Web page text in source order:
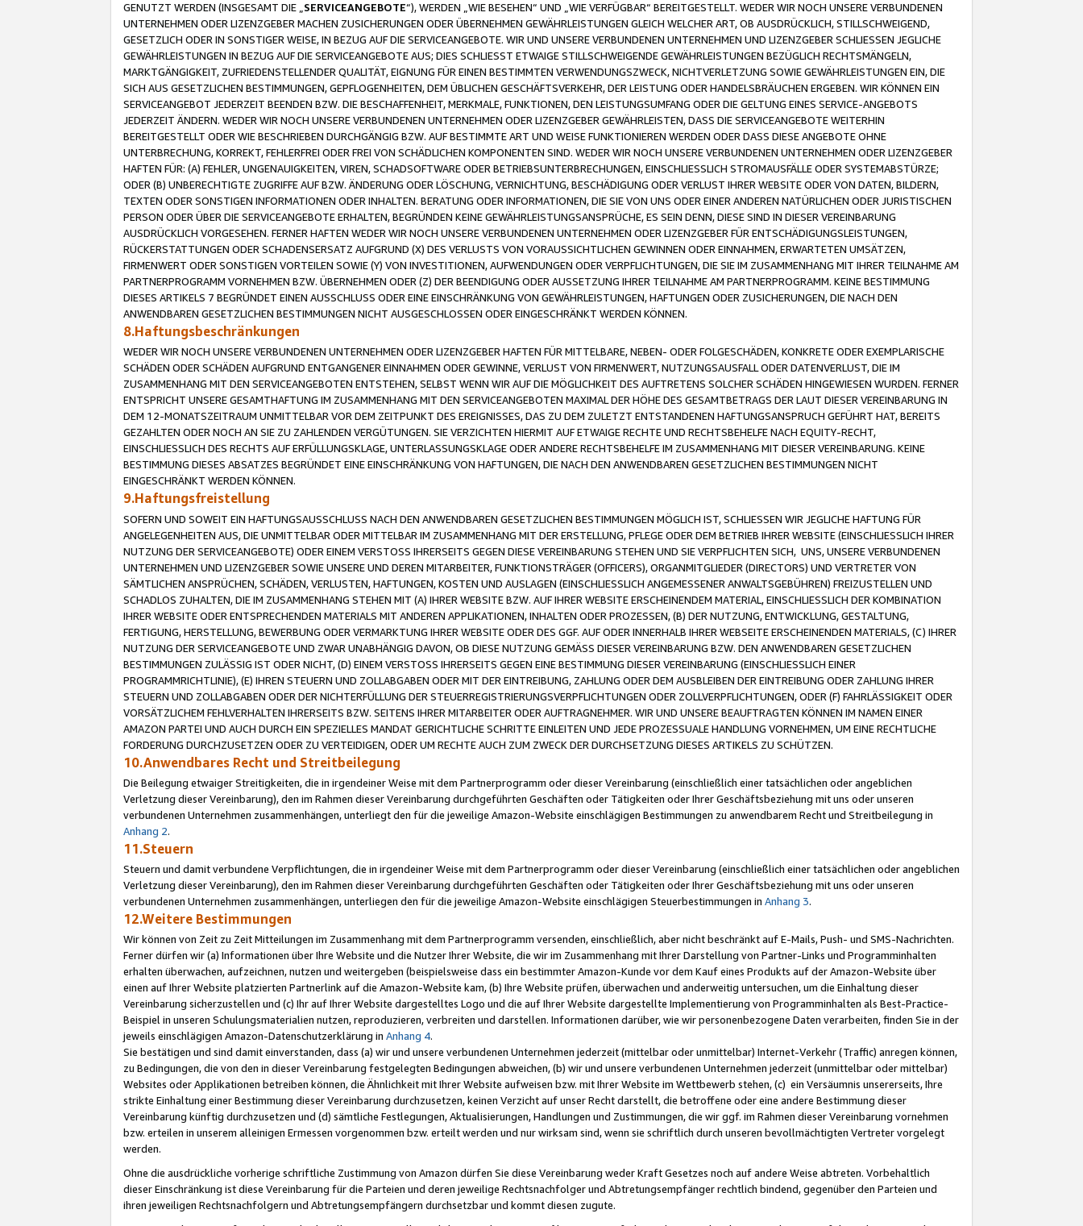
GENUTZT WERDEN (INSGESAMT DIE „ SERVICEANGEBOTE“), WERDEN „WIE BESEHEN“ UND „WIE VERFÜGBAR“ BEREITGESTELLT. WEDER WIR NOCH UNSERE VERBUNDENEN
UNTERNEHMEN ODER LIZENZGEBER MACHEN ZUSICHERUNGEN ODER ÜBERNEHMEN GEWÄHRLEISTUNGEN GLEICH WELCHER ART, OB AUSDRÜCKLICH, STILLSCHWEIGEND,
GESETZLICH ODER IN SONSTIGER WEISE, IN BEZUG AUF DIE SERVICEANGEBOTE. WIR UND UNSERE VERBUNDENEN UNTERNEHMEN UND LIZENZGEBER SCHLIESSEN JEGLICHE
GEWÄHRLEISTUNGEN IN BEZUG AUF DIE SERVICEANGEBOTE AUS; DIES SCHLIESST ETWAIGE STILLSCHWEIGENDE GEWÄHRLEISTUNGEN BEZÜGLICH RECHTSMÄNGELN,
MARKTGÄNGIGKEIT, ZUFRIEDENSTELLENDER QUALITÄT, EIGNUNG FÜR EINEN BESTIMMTEN VERWENDUNGSZWECK, NICHTVERLETZUNG SOWIE GEWÄHRLEISTUNGEN EIN, DIE
SICH AUS GESETZLICHEN BESTIMMUNGEN, GEPFLOGENHEITEN, DEM ÜBLICHEN GESCHÄFTSVERKEHR, DER LEISTUNG ODER HANDELSBRÄUCHEN ERGEBEN. WIR KÖNNEN EIN
SERVICEANGEBOT JEDERZEIT BEENDEN BZW. DIE BESCHAFFENHEIT, MERKMALE, FUNKTIONEN, DEN LEISTUNGSUMFANG ODER DIE GELTUNG EINES SERVICE-ANGEBOTS
JEDERZEIT ÄNDERN. WEDER WIR NOCH UNSERE VERBUNDENEN UNTERNEHMEN ODER LIZENZGEBER GEWÄHRLEISTEN, DASS DIE SERVICEANGEBOTE WEITERHIN
BEREITGESTELLT ODER WIE BESCHRIEBEN DURCHGÄNGIG BZW. AUF BESTIMMTE ART UND WEISE FUNKTIONIEREN WERDEN ODER DASS DIESE ANGEBOTE OHNE
UNTERBRECHUNG, KORREKT, FEHLERFREI ODER FREI VON SCHÄDLICHEN KOMPONENTEN SIND. WEDER WIR NOCH UNSERE VERBUNDENEN UNTERNEHMEN ODER LIZENZGEBER
HAFTEN FÜR: (A) FEHLER, UNGENAUIGKEITEN, VIREN, SCHADSOFTWARE ODER BETRIEBSUNTERBRECHUNGEN, EINSCHLIESSLICH STROMAUSFÄLLE ODER SYSTEMABSTÜRZE;
ODER (B) UNBERECHTIGTE ZUGRIFFE AUF BZW. ÄNDERUNG ODER LÖSCHUNG, VERNICHTUNG, BESCHÄDIGUNG ODER VERLUST IHRER WEBSITE ODER VON DATEN, BILDERN,
TEXTEN ODER SONSTIGEN INFORMATIONEN ODER INHALTEN. BERATUNG ODER INFORMATIONEN, DIE SIE VON UNS ODER EINER ANDEREN NATÜRLICHEN ODER JURISTISCHEN
PERSON ODER ÜBER DIE SERVICEANGEBOTE ERHALTEN, BEGRÜNDEN KEINE GEWÄHRLEISTUNGSANSPRÜCHE, ES SEIN DENN, DIESE SIND IN DIESER VEREINBARUNG
AUSDRÜCKLICH VORGESEHEN. FERNER HAFTEN WEDER WIR NOCH UNSERE VERBUNDENEN UNTERNEHMEN ODER LIZENZGEBER FÜR ENTSCHÄDIGUNGSLEISTUNGEN,
RÜCKERSTATTUNGEN ODER SCHADENSERSATZ AUFGRUND (X) DES VERLUSTS VON VORAUSSICHTLICHEN GEWINNEN ODER EINNAHMEN, ERWARTETEN UMSÄTZEN,
FIRMENWERT ODER SONSTIGEN VORTEILEN SOWIE (Y) VON INVESTITIONEN, AUFWENDUNGEN ODER VERPFLICHTUNGEN, DIE SIE IM ZUSAMMENHANG MIT IHRER TEILNAHME AM
PARTNERPROGRAMM VORNEHMEN BZW. ÜBERNEHMEN ODER (Z) DER BEENDIGUNG ODER AUSSETZUNG IHRER TEILNAHME AM PARTNERPROGRAMM. KEINE BESTIMMUNG
DIESES ARTIKELS 7 BEGRÜNDET EINEN AUSSCHLUSS ODER EINE EINSCHRÄNKUNG VON GEWÄHRLEISTUNGEN, HAFTUNGEN ODER ZUSICHERUNGEN, DIE NACH DEN
ANWENDBAREN GESETZLICHEN BESTIMMUNGEN NICHT AUSGESCHLOSSEN ODER EINGESCHRÄNKT WERDEN KÖNNEN.
8.Haftungsbeschränkungen
WEDER WIR NOCH UNSERE VERBUNDENEN UNTERNEHMEN ODER LIZENZGEBER HAFTEN FÜR MITTELBARE, NEBEN- ODER FOLGESCHÄDEN, KONKRETE ODER EXEMPLARISCHE
SCHÄDEN ODER SCHÄDEN AUFGRUND ENTGANGENER EINNAHMEN ODER GEWINNE, VERLUST VON FIRMENWERT, NUTZUNGSAUSFALL ODER DATENVERLUST, DIE IM
ZUSAMMENHANG MIT DEN SERVICEANGEBOTEN ENTSTEHEN, SELBST WENN WIR AUF DIE MÖGLICHKEIT DES AUFTRETENS SOLCHER SCHÄDEN HINGEWIESEN WURDEN. FERNER
ENTSPRICHT UNSERE GESAMTHAFTUNG IM ZUSAMMENHANG MIT DEN SERVICEANGEBOTEN MAXIMAL DER HÖHE DES GESAMTBETRAGS DER LAUT DIESER VEREINBARUNG IN
DEM 12-MONATSZEITRAUM UNMITTELBAR VOR DEM ZEITPUNKT DES EREIGNISSES, DAS ZU DEM ZULETZT ENTSTANDENEN HAFTUNGSANSPRUCH GEFÜHRT HAT, BEREITS
GEZAHLTEN ODER NOCH AN SIE ZU ZAHLENDEN VERGÜTUNGEN. SIE VERZICHTEN HIERMIT AUF ETWAIGE RECHTE UND RECHTSBEHELFE NACH EQUITY-RECHT,
EINSCHLIESSLICH DES RECHTS AUF ERFÜLLUNGSKLAGE, UNTERLASSUNGSKLAGE ODER ANDERE RECHTSBEHELFE IM ZUSAMMENHANG MIT DIESER VEREINBARUNG. KEINE
BESTIMMUNG DIESES ABSATZES BEGRÜNDET EINE EINSCHRÄNKUNG VON HAFTUNGEN, DIE NACH DEN ANWENDBAREN GESETZLICHEN BESTIMMUNGEN NICHT
EINGESCHRÄNKT WERDEN KÖNNEN.
9.Haftungsfreistellung
SOFERN UND SOWEIT EIN HAFTUNGSAUSSCHLUSS NACH DEN ANWENDBAREN GESETZLICHEN BESTIMMUNGEN MÖGLICH IST, SCHLIESSEN WIR JEGLICHE HAFTUNG FÜR
ANGELEGENHEITEN AUS, DIE UNMITTELBAR ODER MITTELBAR IM ZUSAMMENHANG MIT DER ERSTELLUNG, PFLEGE ODER DEM BETRIEB IHRER WEBSITE (EINSCHLIESSLICH IHRER
NUTZUNG DER SERVICEANGEBOTE) ODER EINEM VERSTOSS IHRERSEITS GEGEN DIESE VEREINBARUNG STEHEN UND SIE VERPFLICHTEN SICH, UNS, UNSERE VERBUNDENEN
UNTERNEHMEN UND LIZENZGEBER SOWIE UNSERE UND DEREN MITARBEITER, FUNKTIONSTRÄGER (OFFICERS), ORGANMITGLIEDER (DIRECTORS) UND VERTRETER VON
SÄMTLICHEN ANSPRÜCHEN, SCHÄDEN, VERLUSTEN, HAFTUNGEN, KOSTEN UND AUSLAGEN (EINSCHLIESSLICH ANGEMESSENER ANWALTSGEBÜHREN) FREIZUSTELLEN UND
SCHADLOS ZUHALTEN, DIE IM ZUSAMMENHANG STEHEN MIT (A) IHRER WEBSITE BZW. AUF IHRER WEBSITE ERSCHEINENDEM MATERIAL, EINSCHLIESSLICH DER KOMBINATION
IHRER WEBSITE ODER ENTSPRECHENDEN MATERIALS MIT ANDEREN APPLIKATIONEN, INHALTEN ODER PROZESSEN, (B) DER NUTZUNG, ENTWICKLUNG, GESTALTUNG,
FERTIGUNG, HERSTELLUNG, BEWERBUNG ODER VERMARKTUNG IHRER WEBSITE ODER DES GGF. AUF ODER INNERHALB IHRER WEBSEITE ERSCHEINENDEN MATERIALS, (C) IHRER
NUTZUNG DER SERVICEANGEBOTE UND ZWAR UNABHÄNGIG DAVON, OB DIESE NUTZUNG GEMÄSS DIESER VEREINBARUNG BZW. DEN ANWENDBAREN GESETZLICHEN
BESTIMMUNGEN ZULÄSSIG IST ODER NICHT, (D) EINEM VERSTOSS IHRERSEITS GEGEN EINE BESTIMMUNG DIESER VEREINBARUNG (EINSCHLIESSLICH EINER
PROGRAMMRICHTLINIE), (E) IHREN STEUERN UND ZOLLABGABEN ODER MIT DER EINTREIBUNG, ZAHLUNG ODER DEM AUSBLEIBEN DER EINTREIBUNG ODER ZAHLUNG IHRER
STEUERN UND ZOLLABGABEN ODER DER NICHTERFÜLLUNG DER STEUERREGISTRIERUNGSVERPFLICHTUNGEN ODER ZOLLVERPFLICHTUNGEN, ODER (F) FAHRLÄSSIGKEIT ODER
VORSÄTZLICHEM FEHLVERHALTEN IHRERSEITS BZW. SEITENS IHRER MITARBEITER ODER AUFTRAGNEHMER. WIR UND UNSERE BEAUFTRAGTEN KÖNNEN IM NAMEN EINER
AMAZON PARTEI UND AUCH DURCH EIN SPEZIELLES MANDAT GERICHTLICHE SCHRITTE EINLEITEN UND JEDE PROZESSUALE HANDLUNG VORNEHMEN, UM EINE RECHTLICHE
FORDERUNG DURCHZUSETZEN ODER ZU VERTEIDIGEN, ODER UM RECHTE AUCH ZUM ZWECK DER DURCHSETZUNG DIESES ARTIKELS ZU SCHÜTZEN.
10.Anwendbares Recht und Streitbeilegung
Die Beilegung etwaiger Streitigkeiten, die in irgendeiner Weise mit dem Partnerprogramm oder dieser Vereinbarung (einschließlich einer tatsächlichen oder angeblichen
Verletzung dieser Vereinbarung), den im Rahmen dieser Vereinbarung durchgeführten Geschäften oder Tätigkeiten oder Ihrer Geschäftsbeziehung mit uns oder unseren
verbundenen Unternehmen zusammenhängen, unterliegt den für die jeweilige Amazon-Website einschlägigen Bestimmungen zu anwendbarem Recht und Streitbeilegung in
Anhang 2.
11.Steuern
Steuern und damit verbundene Verpflichtungen, die in irgendeiner Weise mit dem Partnerprogramm oder dieser Vereinbarung (einschließlich einer tatsächlichen oder angeblichen
Verletzung dieser Vereinbarung), den im Rahmen dieser Vereinbarung durchgeführten Geschäften oder Tätigkeiten oder Ihrer Geschäftsbeziehung mit uns oder unseren
verbundenen Unternehmen zusammenhängen, unterliegen den für die jeweilige Amazon-Website einschlägigen Steuerbestimmungen in Anhang 3.
12.Weitere Bestimmungen
Wir können von Zeit zu Zeit Mitteilungen im Zusammenhang mit dem Partnerprogramm versenden, einschließlich, aber nicht beschränkt auf E-Mails, Push- und SMS-Nachrichten.
Ferner dürfen wir (a) Informationen über Ihre Website und die Nutzer Ihrer Website, die wir im Zusammenhang mit Ihrer Darstellung von Partner-Links und Programminhalten
erhalten überwachen, aufzeichnen, nutzen und weitergeben (beispielsweise dass ein bestimmter Amazon-Kunde vor dem Kauf eines Produkts auf der Amazon-Website über
einen auf Ihrer Website platzierten Partnerlink auf die Amazon-Website kam, (b) Ihre Website prüfen, überwachen und anderweitig untersuchen, um die Einhaltung dieser
Vereinbarung sicherzustellen und (c) Ihr auf Ihrer Website dargestelltes Logo und die auf Ihrer Website dargestellte Implementierung von Programminhalten als Best-Practice-
Beispiel in unseren Schulungsmaterialien nutzen, reproduzieren, verbreiten und darstellen. Informationen darüber, wie wir personenbezogene Daten verarbeiten, finden Sie in der
jeweils einschlägigen Amazon-Datenschutzerklärung in Anhang 4.
Sie bestätigen und sind damit einverstanden, dass (a) wir und unsere verbundenen Unternehmen jederzeit (mittelbar oder unmittelbar) Internet-Verkehr (Traffic) anregen können,
zu Bedingungen, die von den in dieser Vereinbarung festgelegten Bedingungen abweichen, (b) wir und unsere verbundenen Unternehmen jederzeit (unmittelbar oder mittelbar)
Websites oder Applikationen betreiben können, die Ähnlichkeit mit Ihrer Website aufweisen bzw. mit Ihrer Website im Wettbewerb stehen, (c) ein Versäumnis unsererseits, Ihre
strikte Einhaltung einer Bestimmung dieser Vereinbarung durchzusetzen, keinen Verzicht auf unser Recht darstellt, die betroffene oder eine andere Bestimmung dieser
Vereinbarung künftig durchzusetzen und (d) sämtliche Festlegungen, Aktualisierungen, Handlungen und Zustimmungen, die wir ggf. im Rahmen dieser Vereinbarung vornehmen
bzw. erteilen in unserem alleinigen Ermessen vorgenommen bzw. erteilt werden und nur wirksam sind, wenn sie schriftlich durch unseren bevollmächtigten Vertreter vorgelegt
werden.
Ohne die ausdrückliche vorherige schriftliche Zustimmung von Amazon dürfen Sie diese Vereinbarung weder Kraft Gesetzes noch auf andere Weise abtreten. Vorbehaltlich
dieser Einschränkung ist diese Vereinbarung für die Parteien und deren jeweilige Rechtsnachfolger und Abtretungsempfänger rechtlich bindend, gegenüber den Parteien und
ihren jeweiligen Rechtsnachfolgern und Abtretungsempfängern durchsetzbar und kommt diesen zugute.